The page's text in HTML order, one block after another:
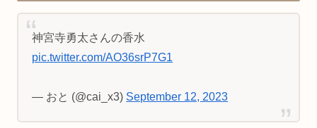
神宮寺勇太さんの香水
pic.twitter.com/AO36srP7G1
— おと (@cai_x3) September 12, 2023